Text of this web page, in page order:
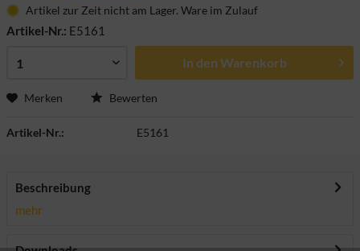
Artikel zur Zeit nicht am Lager. Ware im Zulauf
Artikel-Nr.: E5161
In den Warenkorb
Merken Bewerten
Artikel-Nr.: E5161
Beschreibung
mehr